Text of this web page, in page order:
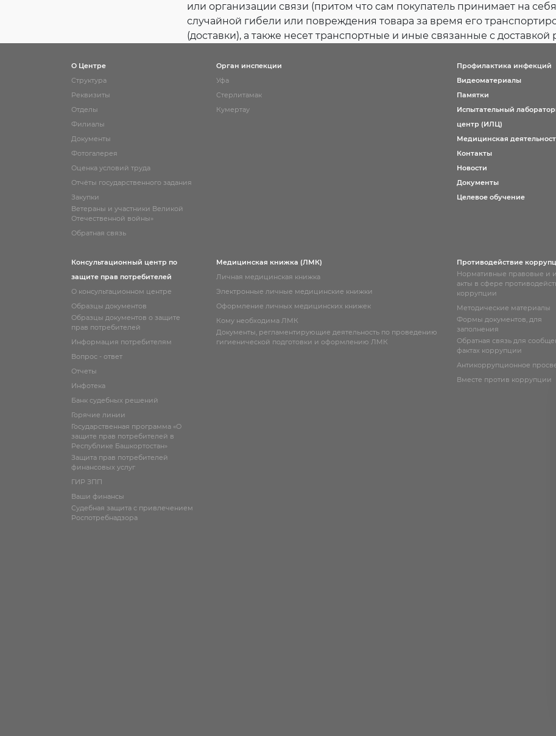
или организации связи (притом что сам покупатель принимает на
случайной гибели или повреждения товара за время его
(доставки), а также несет транспортные и иные связанные с доставкой
О Центре
Структура
Реквизиты
Отделы
Филиалы
Документы
Фотогалерея
Оценка условий труда
Отчёты государственного задания
Закупки
Ветераны и участники Великой
Отечественной войны»
Обратная связь
Орган инспекции
Уфа
Стерлитамак
Кумертау
Профилактика инфекций
Видеоматериалы
Памятки
Испытательный
центр (ИЛЦ)
Медицинская
Контакты
Новости
Документы
Целевое обучение
Консультационный центр по
защите прав потребителей
О консультационном центре
Образцы документов
Образцы документов о защите
прав потребителей
Информация потребителям
Вопрос - ответ
Отчеты
Инфотека
Банк судебных решений
Горячие линии
Государственная программа «О
защите прав потребителей в
Республике Башкортостан»
Защита прав потребителей
финансовых услуг
ГИР ЗПП
Ваши финансы
Судебная защита с привлечением
Роспотребнадзора
Медицинская книжка (ЛМК)
Личная медицинская книжка
Электронные личные медицинские книжки
Оформление личных медицинских книжек
Кому необходима ЛМК
Документы, регламентирующие деятельность по проведению
гигиенической подготовки и оформлению ЛМК
Противодействие
Нормативные правовые и
акты в сфере
коррупции
Методические материалы
Формы документов, для
заполнения
Обратная связь для
фактах коррупции
Антикоррупционное
Вместе против коррупции